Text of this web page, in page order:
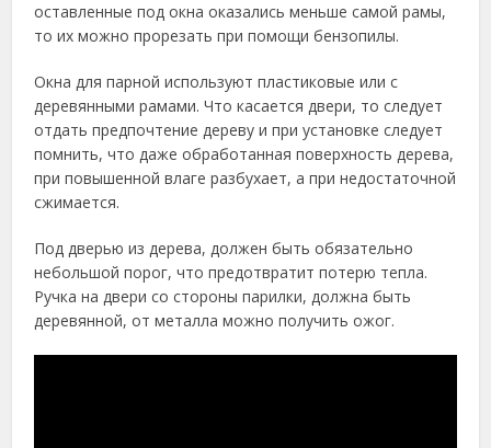
оставленные под окна оказались меньше самой рамы,
то их можно прорезать при помощи бензопилы.
Окна для парной используют пластиковые или с
деревянными рамами. Что касается двери, то следует
отдать предпочтение дереву и при установке следует
помнить, что даже обработанная поверхность дерева,
при повышенной влаге разбухает, а при недостаточной
сжимается.
Под дверью из дерева, должен быть обязательно
небольшой порог, что предотвратит потерю тепла.
Ручка на двери со стороны парилки, должна быть
деревянной, от металла можно получить ожог.